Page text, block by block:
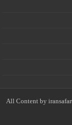
All Content by